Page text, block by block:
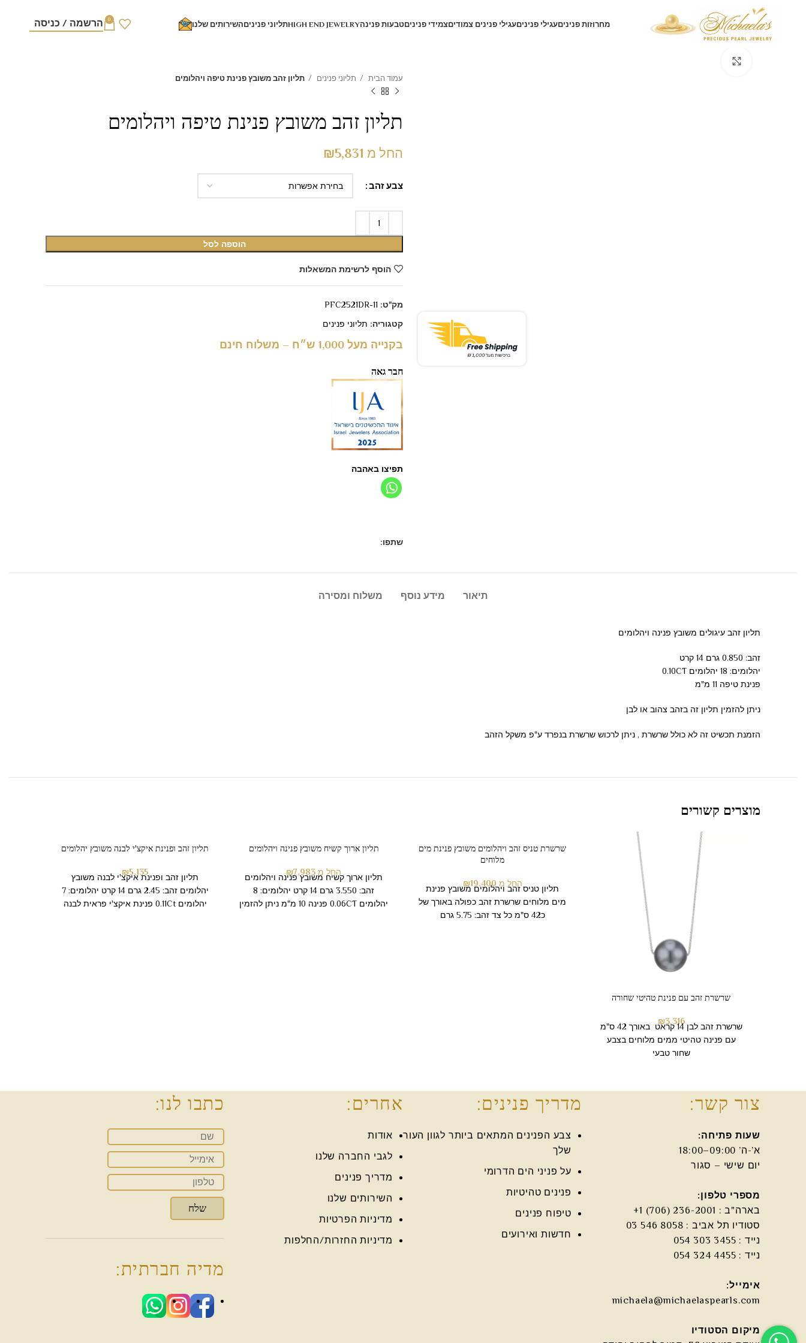
השירותים שלנותליוני פניניםHIGH END JEWELRYטבעות פנינהצמידי פניניםעגילי פנינים צמודיםעגילי פניניםמחרוזות פנינים
0 הרשמה / כניסה
עמוד הבית תליוני פנינים תליון זהב משובץ פנינת טיפה ויהלומים
תליון זהב משובץ פנינת טיפה ויהלומים
החל מ ₪5,831
צבע זהב
הוספה לסל
הוסף לרשימת המשאלות
מק"ט: PFC2521DR-11
קטגוריה: תליוני פנינים
בקנייה מעל 1,000 ש״ח – משלוח חינם
חבר גאה
תפיצו באהבה
שתפו:
תיאור מידע נוסף משלוח ומסירה
תליון זהב עיגולים משובץ פנינה ויהלומים
זהב: 0.850 גרם 14 קרט
יהלומים: 18 יהלומים 0.10CT
פנינת טיפה 11 מ"מ
ניתן להזמין תליון זה בזהב צהוב או לבן
הזמנת תכשיט זה לא כולל שרשרת , ניתן לרכוש שרשרת בנפרד ע"פ משקל הזהב
מוצרים קשורים
שרשרת זהב עם פנינת טהיטי שחורה
₪3,316
שרשרת זהב לבן 14 קראט באורך 42 ס"מ
עם פנינה טהיטי ממים מלוחים בצבע
שחור טבעי
שרשרת טניס זהב ויהלומים משובץ פנינת מים
מלוחים
החל מ ₪19,400
תליון טניס זהב ויהלומים משובץ פנינת
מים מלוחים שרשרת זהב כפולה באורך של
כ42 ס"מ כל צד זהב: 5.75 גרם
תליון ארוך קשיח משובץ פנינה ויהלומים
החל מ ₪7,983
תליון ארוך קשיח משובץ פנינה ויהלומים
זהב: 3.550 גרם 14 קרט יהלומים: 8
יהלומים 0.06CT פנינה 10 מ"מ ניתן להזמין
תליון זהב ופנינת איקצ'י לבנה משובץ יהלומים
₪5,135
תליון זהב ופנינת איקצ'י לבנה משובץ
יהלומים זהב: 2.45 גרם 14 קרט יהלומים: 7
יהלומים 0.11Ct פנינת איקצ'י פראית לבנה
צור קשר:
שעות פתיחה:
א’-ה’ 09:00–18:00
יום שישי – סגור
מספרי טלפון:
בארה"ב :
סטודיו תל אביב :
נייד :
נייד :
אימייל:
michaela@michaelaspearls.com
מיקום הסטודיו
מדריך פנינים:
צבע הפנינים המתאים ביותר לגוון העור
שלך
על פניני הים הדרומי
פנינים טהיטיות
טיפוח פנינים
חדשות ואירועים
אחרים:
אודות
לגבי החברה שלנו
מדריך פנינים
השירותים שלנו
מדיניות הפרטיות
מדיניות החזרות/החלפות
כתבו לנו:
מדיה חברתית: